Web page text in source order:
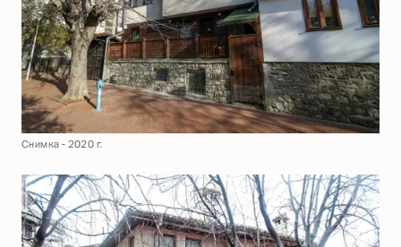
Снимка - 2020 г.